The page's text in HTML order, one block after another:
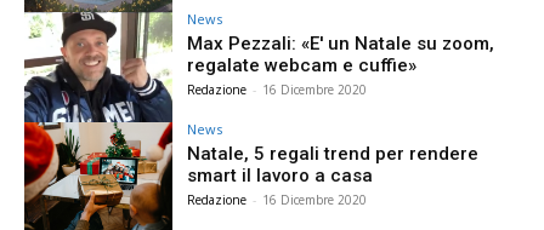
News
Max Pezzali: «E' un Natale su zoom,
regalate webcam e cuffie»
Redazione - 16 Dicembre 2020
News
Natale, 5 regali trend per rendere
smart il lavoro a casa
Redazione - 16 Dicembre 2020